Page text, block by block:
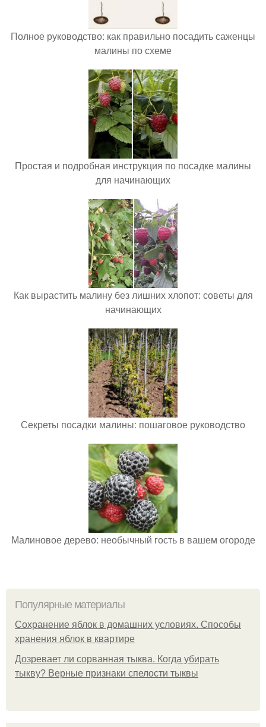
Полное руководство: как правильно посадить саженцы
малины по схеме
Простая и подробная инструкция по посадке малины
для начинающих
Как вырастить малину без лишних хлопот: советы для
начинающих
Секреты посадки малины: пошаговое руководство
Малиновое дерево: необычный гость в вашем огороде
Популярные материалы
Сохранение яблок в домашних условиях. Способы
хранения яблок в квартире
Дозревает ли сорванная тыква. Когда убирать
тыкву? Верные признаки спелости тыквы